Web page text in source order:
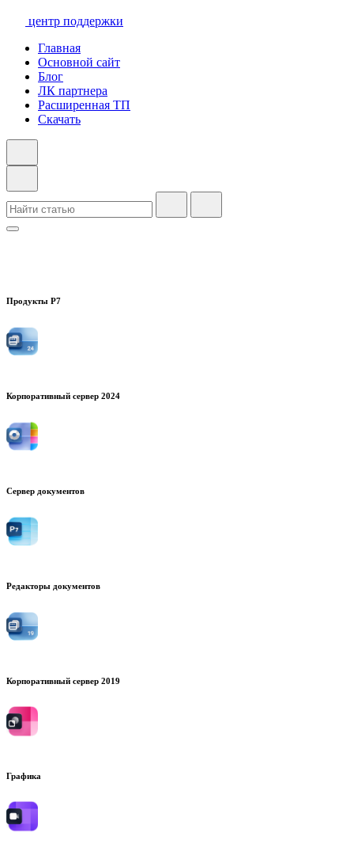
центр поддержки
Главная
Основной сайт
Блог
ЛК партнера
Расширенная ТП
Скачать
Продукты Р7
Корпоративный сервер 2024
Сервер документов
Редакторы документов
Корпоративный сервер 2019
Графика